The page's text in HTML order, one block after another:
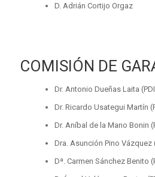
D. Adrián Cortijo Orgaz
COMISIÓN DE
Dr. Antonio Dueñas Laita
Dr. Ricardo Usategui Martín
Dr. Aníbal de la Mano Bonin
Dra. Asunción Pino Vázquez
Dª. Carmen Sánchez Benito